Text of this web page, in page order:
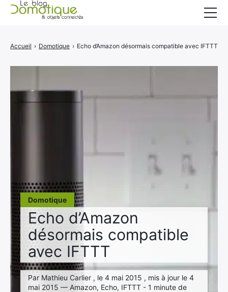
Domotique
Echo d’Amazon
désormais compatible
avec IFTTT
Par Mathieu Carlier , le 4 mai 2015 , mis à jour le 4
mai 2015 — Amazon, Echo, IFTTT - 1 minute de
Accueil › Domotique › Echo d’Amazon désormais compatible avec IFTTT
CONTACT